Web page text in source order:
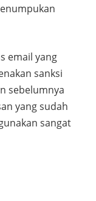
email yang
sanksi
sebelumnya
yang sudah
sangat